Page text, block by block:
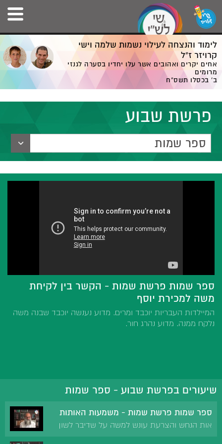
לימוד והנצחה לעילוי נשמות שלמה וישי
קרויזר ז”ל
אחים יקרים ואהובים אשר עלו יחדיו בסערה לגנזי
מרומים
ב' בכסלו תשס”ח
פרשת שבוע
ספר שמות
ספר שמות פרשת שמות - הקשר בין לקיחת
משה למכירת יוסף
המיילדות העבריות יוכבד ומרים. מדוע נענשה יוכבד שבנה משה
נלקח ממנה. מדוע נהרג חור.
שיעורים בפרשת שבוע - ספר שמות
ספר שמות פרשת שמות - משמעות האותות
אות הנחש והצרעת עונש למשה על שדיבר לשון